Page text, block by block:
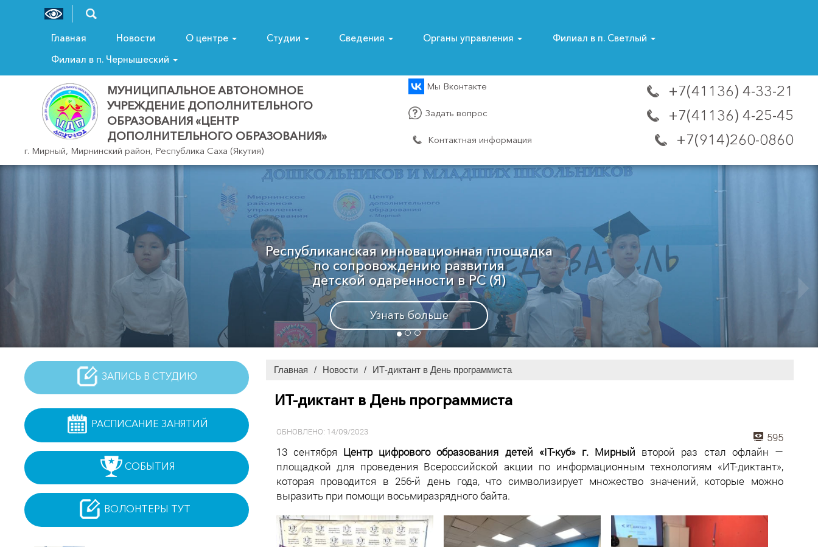
Главная Новости О центре Студии Сведения Органы управления
Филиал в п. Светлый
Филиал в п. Чернышеский
МУНИЦИПАЛЬНОЕ АВТОНОМНОЕ
УЧРЕЖДЕНИЕ ДОПОЛНИТЕЛЬНОГО
ОБРАЗОВАНИЯ «ЦЕНТР
ДОПОЛНИТЕЛЬНОГО ОБРАЗОВАНИЯ»
г. Мирный, Мирнинский район, Республика Саха (Якутия)
Мы Вконтакте
Задать вопрос
Контактная информация
+7(41136) 4-33-21
+7(41136) 4-25-45
+7(914)260-0860
Муниципальный опорный центр
Мирнинского района
Узнать больше
Главная / Новости / ИТ-диктант в День программиста
ИТ-диктант в День программиста
ОБНОВЛЕНО: 14/09/2023
595
13 сентября Центр цифрового образования детей «IT-куб» г. Мирный второй раз стал офлайн —
площадкой для проведения Всероссийской акции по информационным технологиям «ИТ-диктант»,
которая проводится в 256-й день года, что символизирует множество значений, которые можно
выразить при помощи восьмиразрядного байта.
ЗАПИСЬ В СТУДИЮ
РАСПИСАНИЕ ЗАНЯТИЙ
СОБЫТИЯ
ВОЛОНТЕРЫ ТУТ